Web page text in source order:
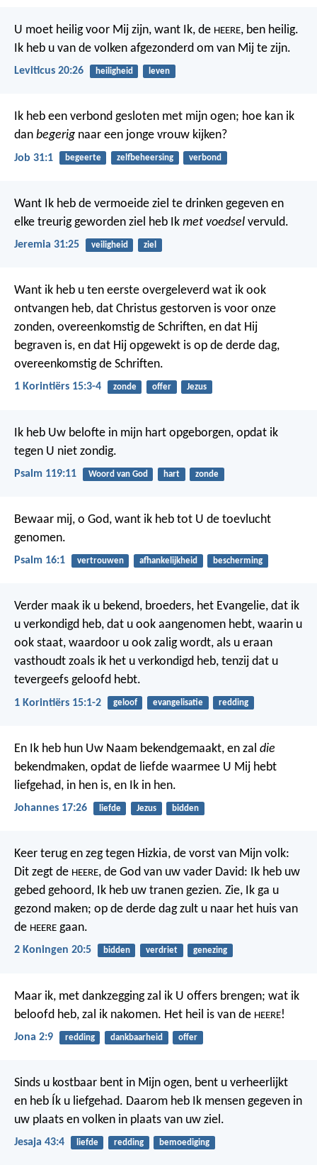
U moet heilig voor Mij zijn, want Ik, de HEERE, ben heilig.
Ik heb u van de volken afgezonderd om van Mij te zijn.
Leviticus 20:26 heiligheid leven
Ik heb een verbond gesloten met mijn ogen; hoe kan ik
dan begerig naar een jonge vrouw kijken?
Job 31:1 begeerte zelfbeheersing verbond
Want Ik heb de vermoeide ziel te drinken gegeven en
elke treurig geworden ziel heb Ik met voedsel vervuld.
Jeremia 31:25 veiligheid ziel
Want ik heb u ten eerste overgeleverd wat ik ook
ontvangen heb, dat Christus gestorven is voor onze
zonden, overeenkomstig de Schriften, en dat Hij
begraven is, en dat Hij opgewekt is op de derde dag,
overeenkomstig de Schriften.
1 Korintiërs 15:3-4 zonde offer Jezus
Ik heb Uw belofte in mijn hart opgeborgen, opdat ik
tegen U niet zondig.
Psalm 119:11 Woord van God hart zonde
Bewaar mij, o God, want ik heb tot U de toevlucht
genomen.
Psalm 16:1 vertrouwen afhankelijkheid bescherming
Verder maak ik u bekend, broeders, het Evangelie, dat ik
u verkondigd heb, dat u ook aangenomen hebt, waarin u
ook staat, waardoor u ook zalig wordt, als u eraan
vasthoudt zoals ik het u verkondigd heb, tenzij dat u
tevergeefs geloofd hebt.
1 Korintiërs 15:1-2 geloof evangelisatie redding
En Ik heb hun Uw Naam bekendgemaakt, en zal die
bekendmaken, opdat de liefde waarmee U Mij hebt
liefgehad, in hen is, en Ik in hen.
Johannes 17:26 liefde Jezus bidden
Keer terug en zeg tegen Hizkia, de vorst van Mijn volk:
Dit zegt de HEERE, de God van uw vader David: Ik heb uw
gebed gehoord, Ik heb uw tranen gezien. Zie, Ik ga u
gezond maken; op de derde dag zult u naar het huis van
de HEERE gaan.
2 Koningen 20:5 bidden verdriet genezing
Maar ik, met dankzegging zal ik U offers brengen; wat ik
beloofd heb, zal ik nakomen. Het heil is van de HEERE!
Jona 2:9 redding dankbaarheid offer
Sinds u kostbaar bent in Mijn ogen, bent u verheerlijkt
en heb Ík u liefgehad. Daarom heb Ik mensen gegeven in
uw plaats en volken in plaats van uw ziel.
Jesaja 43:4 liefde redding bemoediging